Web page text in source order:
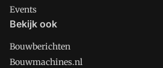
Events
Bekijk ook
Bouwberichten
Bouwmachines.nl